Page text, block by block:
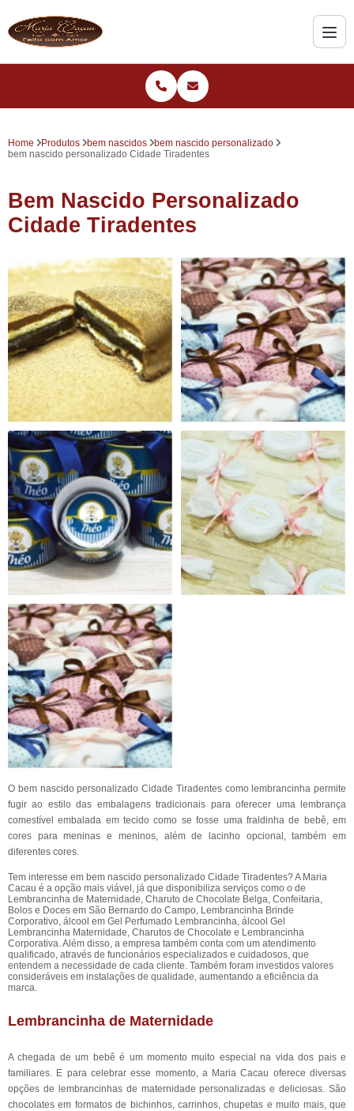
Home Produtos bem nascidos
bem nascido personalizado
bem nascido personalizado Cidade Tiradentes
Bem Nascido Personalizado
Cidade Tiradentes
O bem nascido personalizado Cidade Tiradentes como lembrancinha permite
fugir ao estilo das embalagens tradicionais para oferecer uma lembrança
comestível embalada em tecido como se fosse uma fraldinha de bebê, em
cores para meninas e meninos, além de lacinho opcional, também em
diferentes cores.
Tem interesse em bem nascido personalizado Cidade Tiradentes? A Maria
Cacau é a opção mais viável, já que disponibiliza serviços como o de
Lembrancinha de Maternidade, Charuto de Chocolate Belga, Confeitaria,
Bolos e Doces em São Bernardo do Campo, Lembrancinha Brinde
Corporativo, álcool em Gel Perfumado Lembrancinha, álcool Gel
Lembrancinha Maternidade, Charutos de Chocolate e Lembrancinha
Corporativa. Além disso, a empresa também conta com um atendimento
qualificado, através de funcionários especializados e cuidadosos, que
entendem a necessidade de cada cliente. Também foram investidos valores
consideráveis em instalações de qualidade, aumentando a eficiência da
marca.
Lembrancinha de Maternidade
A chegada de um bebê é um momento muito especial na vida dos pais e
familiares. E para celebrar esse momento, a Maria Cacau oferece diversas
opções de lembrancinhas de maternidade personalizadas e deliciosas. São
chocolates em formatos de bichinhos, carrinhos, chupetas e muito mais, que